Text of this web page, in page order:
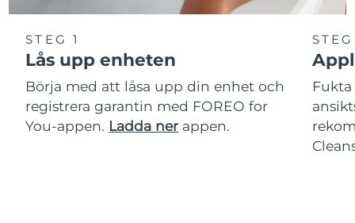
STEG 1
Lås upp enheten
Börja med att låsa upp din enhet och
registrera garantin med FOREO for
You-appen. Ladda ner appen.